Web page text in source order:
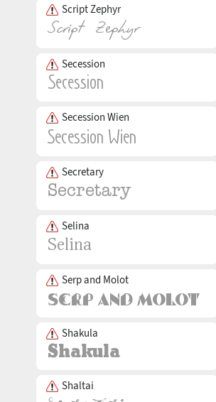
Script Zephyr
Secession
Secession Wien
Secretary
Selina
Serp and Molot
Shakula
Shaltai